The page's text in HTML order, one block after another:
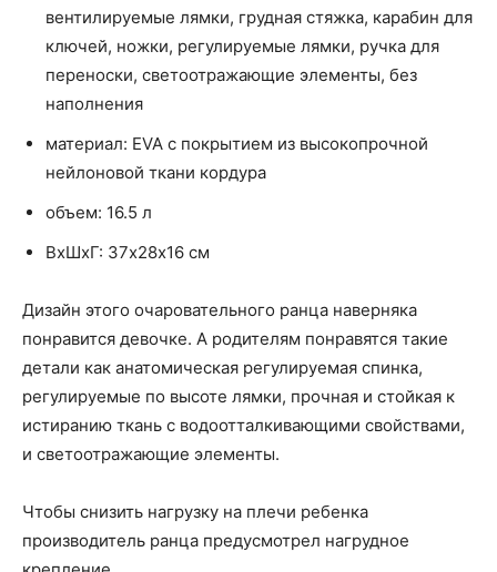
вентилируемые лямки, грудная стяжка, карабин для
ключей, ножки, регулируемые лямки, ручка для
переноски, светоотражающие элементы, без
наполнения
материал: EVA с покрытием из высокопрочной
нейлоновой ткани кордура
объем: 16.5 л
ВхШхГ: 37х28х16 см
Дизайн этого очаровательного ранца наверняка
понравится девочке. А родителям понравятся такие
детали как анатомическая регулируемая спинка,
регулируемые по высоте лямки, прочная и стойкая к
истиранию ткань с водоотталкивающими свойствами,
и светоотражающие элементы.
Чтобы снизить нагрузку на плечи ребенка
производитель ранца предусмотрел нагрудное